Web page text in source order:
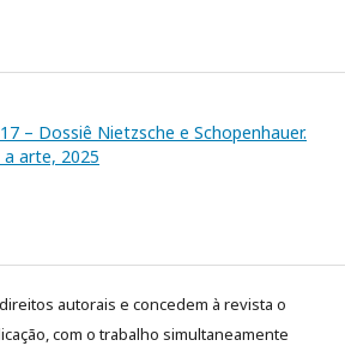
– Dossiê Nietzsche e Schopenhauer.
arte, 2025
autorais e concedem à revista o
com o trabalho simultaneamente